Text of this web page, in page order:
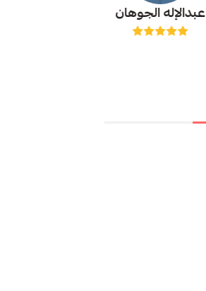
عبدالإله الجوهان